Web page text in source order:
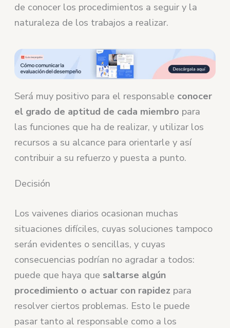
de conocer los procedimientos a seguir y la
naturaleza de los trabajos a realizar.
Será muy positivo para el responsable conocer
el grado de aptitud de cada miembro para
las funciones que ha de realizar, y utilizar los
recursos a su alcance para orientarle y así
contribuir a su refuerzo y puesta a punto.
Decisión
Los vaivenes diarios ocasionan muchas
situaciones difíciles, cuyas soluciones tampoco
serán evidentes o sencillas, y cuyas
consecuencias podrían no agradar a todos:
puede que haya que saltarse algún
procedimiento o actuar con rapidez para
resolver ciertos problemas. Esto le puede
pasar tanto al responsable como a los